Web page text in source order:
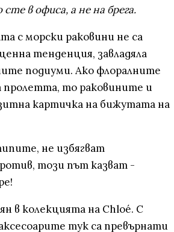
в офиса, а не на брега.
с морски раковини не са
тенденция, завладяла
подиуми. Ако флоралните
пролетта, то раковините и
картичка на бижутата на
не избягват
този път казват -
в колекцията на Chloé. С
тук са превърнати